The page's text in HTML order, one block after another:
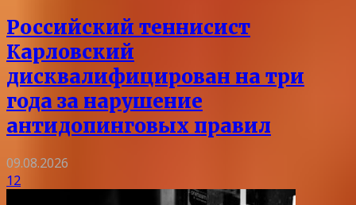
Российский теннисист
Карловский
дисквалифицирован на три
года за нарушение
антидопинговых правил
09.08.2026
12